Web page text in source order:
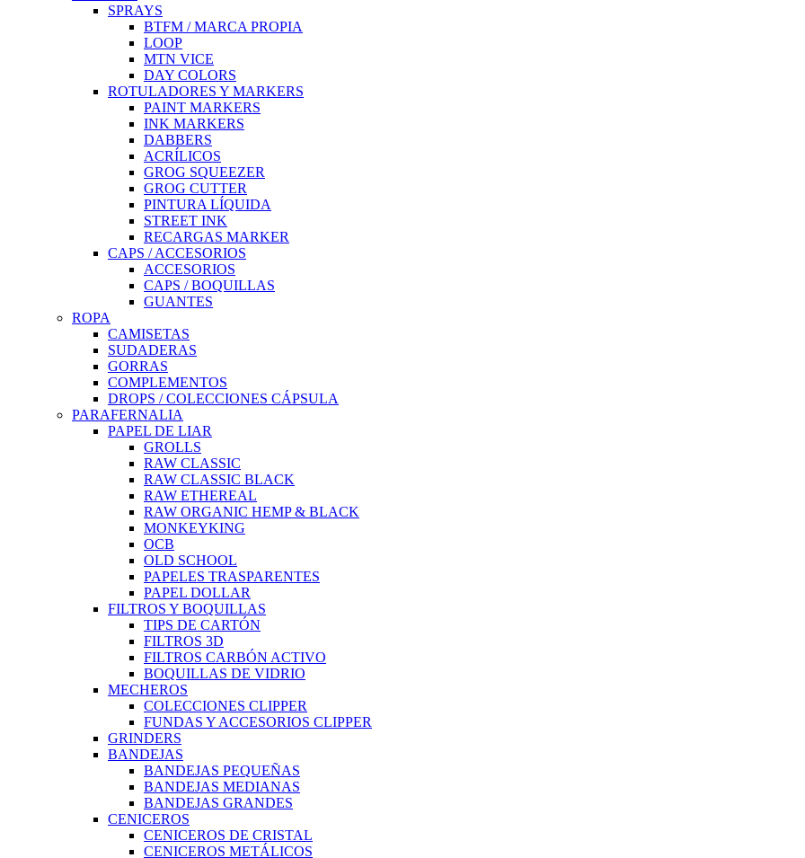
SPRAYS
BTFM / MARCA PROPIA
LOOP
MTN VICE
DAY COLORS
ROTULADORES Y MARKERS
PAINT MARKERS
INK MARKERS
DABBERS
ACRÍLICOS
GROG SQUEEZER
GROG CUTTER
PINTURA LÍQUIDA
STREET INK
RECARGAS MARKER
CAPS / ACCESORIOS
ACCESORIOS
CAPS / BOQUILLAS
GUANTES
ROPA
CAMISETAS
SUDADERAS
GORRAS
COMPLEMENTOS
DROPS / COLECCIONES CÁPSULA
PARAFERNALIA
PAPEL DE LIAR
GROLLS
RAW CLASSIC
RAW CLASSIC BLACK
RAW ETHEREAL
RAW ORGANIC HEMP & BLACK
MONKEYKING
OCB
OLD SCHOOL
PAPELES TRASPARENTES
PAPEL DOLLAR
FILTROS Y BOQUILLAS
TIPS DE CARTÓN
FILTROS 3D
FILTROS CARBÓN ACTIVO
BOQUILLAS DE VIDRIO
MECHEROS
COLECCIONES CLIPPER
FUNDAS Y ACCESORIOS CLIPPER
GRINDERS
BANDEJAS
BANDEJAS PEQUEÑAS
BANDEJAS MEDIANAS
BANDEJAS GRANDES
CENICEROS
CENICEROS DE CRISTAL
CENICEROS METÁLICOS